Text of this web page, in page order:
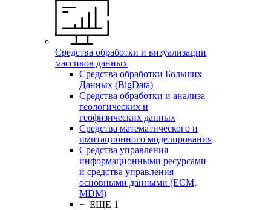
Средства обработки и визуализации
массивов данных
Средства обработки Больших
Данных (BigData)
Средства обработки и анализа
геологических и
геофизических данных
Средства математического и
имитационного моделирования
Средства управления
информационными ресурсами
и средства управления
основными данными (ECM,
MDM)
+ ЕЩЕ 1